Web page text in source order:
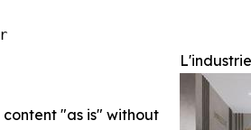
content "as is" without